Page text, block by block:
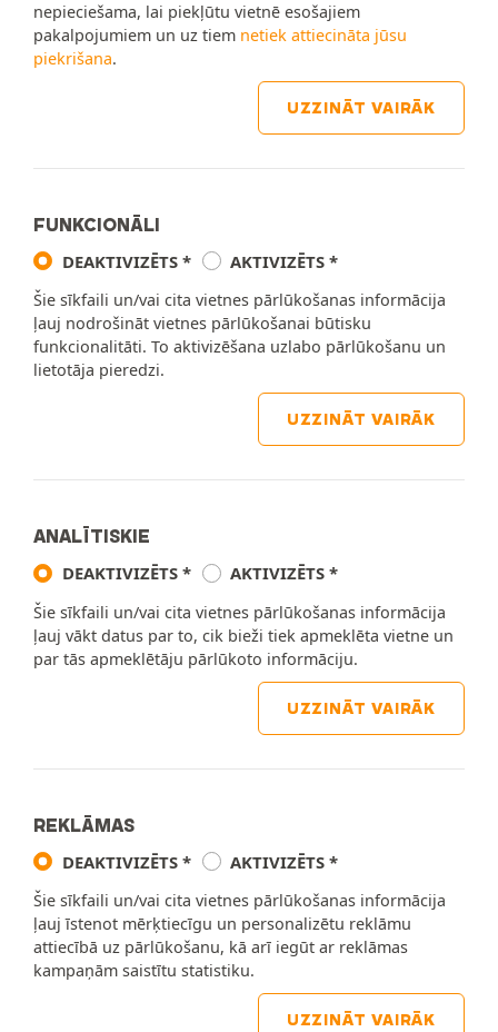
nepieciešama, lai piekļūtu vietnē esošajiem
pakalpojumiem un uz tiem netiek attiecināta jūsu
piekrišana.
UZZINĀT VAIRĀK
FUNKCIONĀLI
DEAKTIVIZĒTS
AKTIVIZĒTS
Šie sīkfaili un/vai cita vietnes pārlūkošanas informācija
ļauj nodrošināt vietnes pārlūkošanai būtisku
funkcionalitāti. To aktivizēšana uzlabo pārlūkošanu un
lietotāja pieredzi.
UZZINĀT VAIRĀK
ANALĪTISKIE
DEAKTIVIZĒTS
AKTIVIZĒTS
Šie sīkfaili un/vai cita vietnes pārlūkošanas informācija
ļauj vākt datus par to, cik bieži tiek apmeklēta vietne un
par tās apmeklētāju pārlūkoto informāciju.
UZZINĀT VAIRĀK
REKLĀMAS
DEAKTIVIZĒTS
AKTIVIZĒTS
Šie sīkfaili un/vai cita vietnes pārlūkošanas informācija
ļauj īstenot mērķtiecīgu un personalizētu reklāmu
attiecībā uz pārlūkošanu, kā arī iegūt ar reklāmas
kampaņām saistītu statistiku.
UZZINĀT VAIRĀK